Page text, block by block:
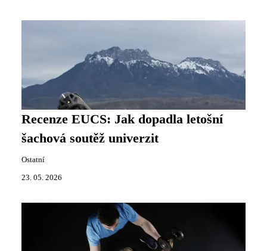
Recenze EUCS: Jak dopadla letošní
šachová soutěž univerzit
Ostatní
23. 05. 2026